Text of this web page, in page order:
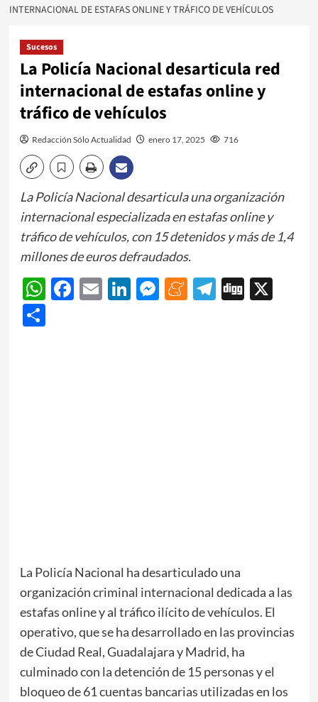
INTERNACIONAL DE ESTAFAS ONLINE Y TRÁFICO DE VEHÍCULOS
Sucesos
La Policía Nacional desarticula red
internacional de estafas online y
tráfico de vehículos
Redacción Sólo Actualidad enero 17, 2025 716
La Policía Nacional desarticula una organización
internacional especializada en estafas online y
tráfico de vehículos, con 15 detenidos y más de 1,4
millones de euros defraudados.
WhatsApp
Facebook
EmailLinkedIn
Messenger
Meneame
Telegram
Digg
X
Share
La Policía Nacional ha desarticulado una
organización criminal internacional dedicada a las
estafas online y al tráfico ilícito de vehículos. El
operativo, que se ha desarrollado en las provincias
de Ciudad Real, Guadalajara y Madrid, ha
culminado con la detención de 15 personas y el
bloqueo de 61 cuentas bancarias utilizadas en los